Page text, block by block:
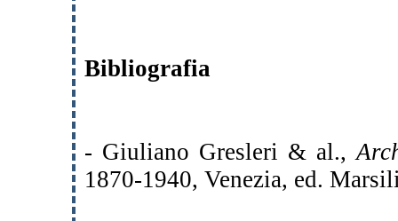
Bibliografia
- Giuliano Gresleri & al.,
1870-1940, Venezia, ed.